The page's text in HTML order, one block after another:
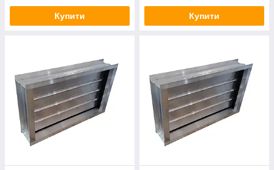
Купити Купити